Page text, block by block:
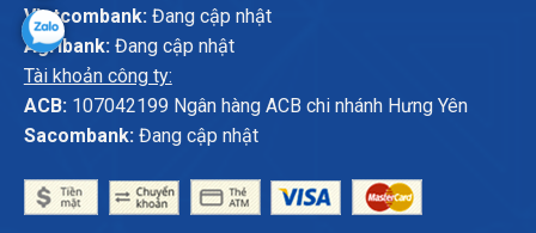
Vietcombank:Đang cập nhật
Agribank:Đang cập nhật
Tài khoản công ty:
ACB:107042199 Ngân hàng ACB chi nhánh Hưng Yên
Sacombank:Đang cập nhật